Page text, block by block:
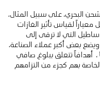
البحري، على سبيل المثال،
معياراً لقياس تأثير الغازات
التي لا ترقى إلى
بعض أكبر عملاء الصناعة،
مثل أمازون Amazon ويونيلفر Unilever ، أهدافاً تتعلق ببلوغ صافي
بهم كجزء من التزامهم